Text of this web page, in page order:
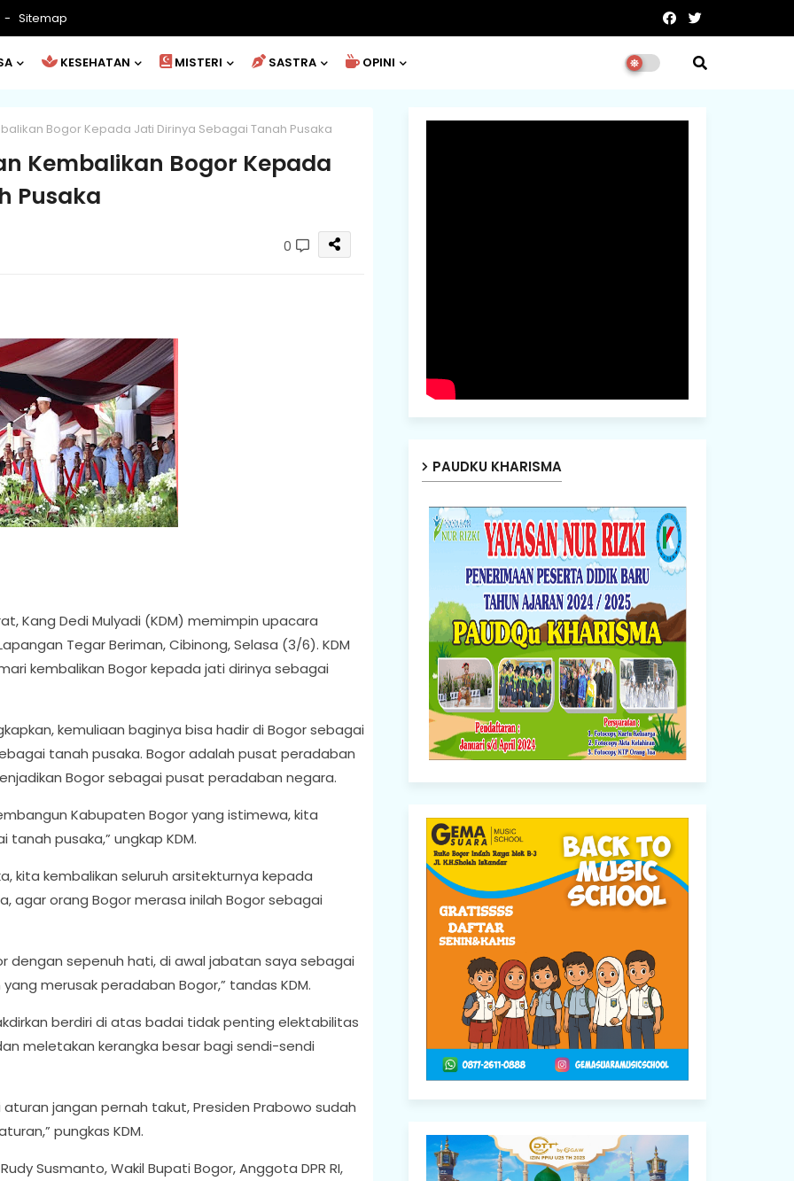
Sitemap
KESEHATAN MISTERI SASTRA OPINI
Bogor Kepada Jati Dirinya Sebagai Tanah Pusaka
Kembalikan Bogor Kepada
Pusaka
0
Kang Dedi Mulyadi (KDM) memimpin upacara
Tegar Beriman, Cibinong, Selasa (3/6). KDM
kembalikan Bogor kepada jati dirinya sebagai
kemuliaan baginya bisa hadir di Bogor sebagai
tanah pusaka. Bogor adalah pusat peradaban
Bogor sebagai pusat peradaban negara.
Kabupaten Bogor yang istimewa, kita
pusaka,” ungkap KDM.
kita kembalikan seluruh arsitekturnya kepada
agar orang Bogor merasa inilah Bogor sebagai
dengan sepenuh hati, di awal jabatan saya sebagai
merusak peradaban Bogor,” tandas KDM.
berdiri di atas badai tidak penting elektabilitas
meletakan kerangka besar bagi sendi-sendi
jangan pernah takut, Presiden Prabowo sudah
pungkas KDM.
Susmanto, Wakil Bupati Bogor, Anggota DPR RI,
PAUDKU KHARISMA